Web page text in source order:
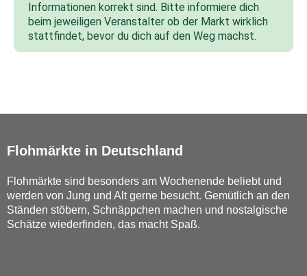
Informationen korrekt sind. Bitte informiere dich
beim jeweiligen Veranstalter ob der Markt wirklich
stattfindet, bevor du dich auf den Weg machst.
Flohmärkte in Deutschland
Flohmärkte sind besonders am Wochenende beliebt und
werden von Jung und Alt gerne besucht. Gemütlich an den
Ständen stöbern, Schnäppchen machen und nostalgische
Schätze wiederfinden, das macht Spaß.